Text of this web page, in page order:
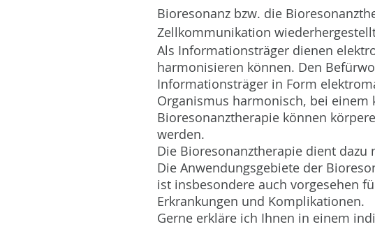
Bioresonanz bzw. die
Zellkommunikation
Als Informationsträger dienen
harmonisieren können. Den
Informationsträger in Form
Organismus harmonisch, bei
Bioresonanztherapie können
werden.
Die Bioresonanztherapie dient dazu
Die Anwendungsgebiete der
ist insbesondere auch vorgesehen
Erkrankungen und Komplikationen.
Gerne erkläre ich Ihnen in einem